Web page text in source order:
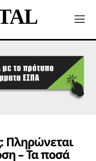
Πληρώνεται
– Τα ποσά